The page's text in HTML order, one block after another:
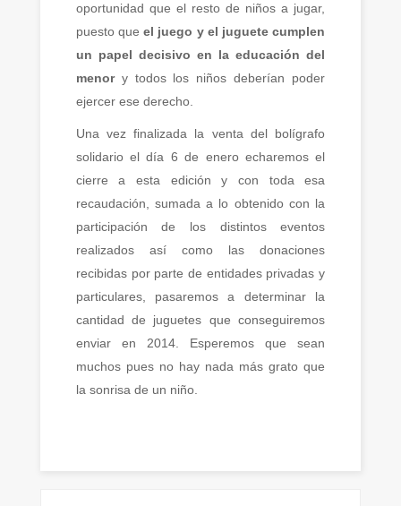
oportunidad que el resto de niños a jugar,
puesto queel juego y el juguete cumplen
un papel decisivo en la educación del
menory todos los niños deberían poder
ejercer ese derecho.
Una vez finalizada la venta del bolígrafo
solidario el día 6 de enero echaremos el
cierre a esta edición y con toda esa
recaudación, sumada a lo obtenido con la
participación de los distintos eventos
realizados así como las donaciones
recibidas por parte de entidades privadas y
particulares, pasaremos a determinar la
cantidad de juguetes que conseguiremos
enviar en 2014. Esperemos que sean
muchos pues no hay nada más grato que
la sonrisa de un niño.